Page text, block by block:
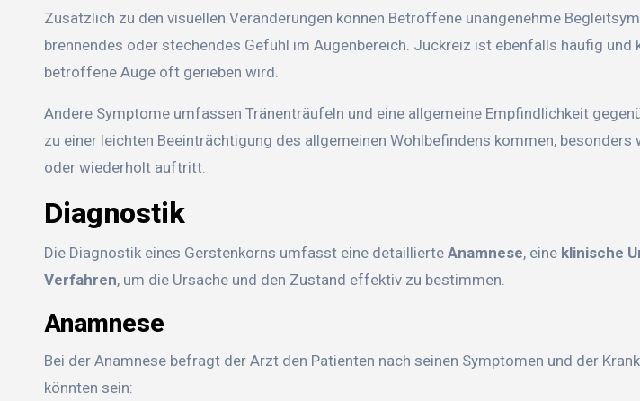
Zusätzlich zu den visuellen Veränderungen können Betroffene unangenehme
brennendes oder stechendes Gefühl im Augenbereich. Juckreiz ist ebenfalls häufig und
betroffene Auge oft gerieben wird.
Andere Symptome umfassen Tränenträufeln und eine allgemeine Empfindlichkeit
zu einer leichten Beeinträchtigung des allgemeinen Wohlbefindens kommen, besonders
oder wiederholt auftritt.
Diagnostik
Die Diagnostik eines Gerstenkorns umfasst eine detaillierte Anamnese, eine klinische
Verfahren, um die Ursache und den Zustand effektiv zu bestimmen.
Anamnese
Bei der Anamnese befragt der Arzt den Patienten nach seinen Symptomen und der
könnten sein: